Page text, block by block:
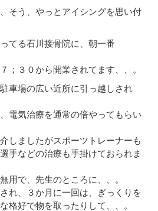
そう、やっとアイシングを思い付
てる石川接骨院に、朝一番
；３０から開業されてます、、。
車場の広い近所に引っ越しされ
電気治療を通常の倍やってもらい
しましたがスポーツトレーナーも
手などの治療も手掛けておられま
用で、先生のところに、、。
れ、３か月に一回は、ぎっくりを
格好で物を取ったりして、、。